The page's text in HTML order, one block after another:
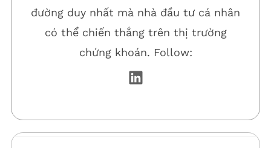
đường duy nhất mà nhà đầu tư cá nhân
có thể chiến thắng trên thị trường
chứng khoán. Follow: